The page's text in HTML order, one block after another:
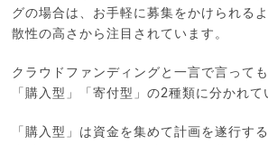
グの場合は、お手軽に募集をかけられる
散性の高さから注目されています。
クラウドファンディングと一言で言って
「購入型」「寄付型」の2種類に分かれて
「購入型」は資金を集めて計画を遂行す